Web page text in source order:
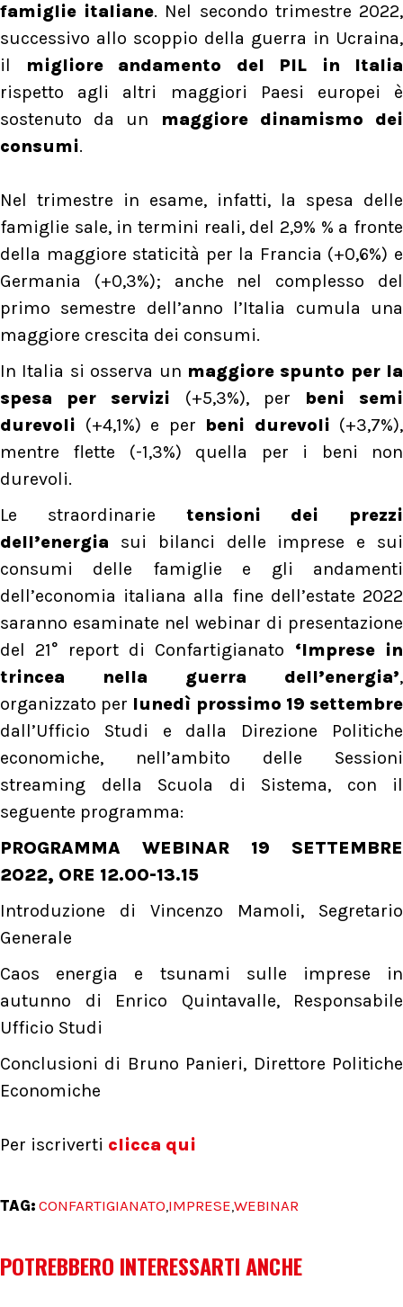
famiglie italiane. Nel secondo trimestre 2022,
successivo allo scoppio della guerra in Ucraina,
il
migliore andamento del PIL in Italia
rispetto agli altri maggiori Paesi europei è
sostenuto da un maggiore dinamismo dei
consumi.
Nel trimestre in esame, infatti, la spesa delle
famiglie sale, in termini reali, del 2,9% % a fronte
della maggiore staticità per la Francia (+0,6%) e
Germania (+0,3%); anche nel complesso del
primo semestre dell’anno l’Italia cumula una
maggiore crescita dei consumi.
In Italia si osserva un maggiore spunto per la
spesa per servizi (+5,3%), per beni semi
durevoli (+4,1%) e per beni durevoli (+3,7%),
mentre flette (-1,3%) quella per i beni non
durevoli.
Le straordinarie tensioni dei prezzi
dell’energia sui bilanci delle imprese e sui
consumi delle famiglie e gli andamenti
dell’economia italiana alla fine dell’estate 2022
saranno esaminate nel webinar di presentazione
del 21° report di Confartigianato ‘Imprese in
trincea nella guerra dell’energia’,
organizzato per lunedì prossimo 19 settembre
dall’Ufficio Studi e dalla Direzione Politiche
economiche, nell’ambito delle Sessioni
streaming della Scuola di Sistema, con il
seguente programma:
PROGRAMMA WEBINAR 19 SETTEMBRE
2022, ORE 12.00-13.15
Introduzione di Vincenzo Mamoli, Segretario
Generale
Caos energia e tsunami sulle imprese in
autunno di Enrico Quintavalle, Responsabile
Ufficio Studi
Conclusioni di Bruno Panieri, Direttore Politiche
Economiche
Per iscriverti clicca qui
TAG: CONFARTIGIANATO,IMPRESE,WEBINAR
POTREBBERO INTERESSARTI ANCHE